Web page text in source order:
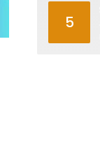
5